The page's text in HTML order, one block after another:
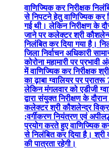
वाणिज्यिक कर निरीक्षक
से निपटने हेतु वाणिज्यिक कर
गई थी। लेकिन निरीक्षण के
जाने पर कलेक्टर श्री
निलंबित कर दिया गया है।
जिला निर्वाचन अधिकारी
कोरोना महामारी पर
में वाणिज्यिक कर निरीक्षक
का ढ़ाबा ग्वालियर पर
लेकिन मंगलवार को एडीजी
द्वारा संयुक्त निरीक्षण के
कलेक्टर श्री कौशलेन्द्र
;वर्गीकरण नियंत्रण एवं
प्रयोग करते हुए वाणिज्यिक
से निलंबित कर दिया है। श्री
की पात्रता रहेगी।